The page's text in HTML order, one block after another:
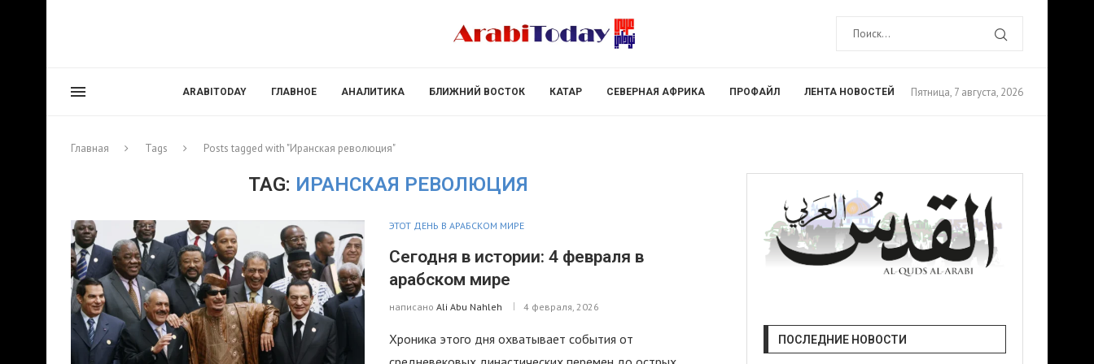
ARABITODAY ГЛАВНОЕ АНАЛИТИКА БЛИЖНИЙ ВОСТОК КАТАР СЕВЕРНАЯ АФРИКА ПРОФАЙЛ ЛЕНТА НОВОСТЕЙ Пятница, 7 августа, 2026
Главная Tags Posts tagged with "Иранская революция"
TAG: ИРАНСКАЯ РЕВОЛЮЦИЯ
ЭТОТ ДЕНЬ В АРАБСКОМ МИРЕ
Сегодня в истории: 4 февраля в
арабском мире
написано Ali Abu Nahleh 4 февраля, 2026
Хроника этого дня охватывает события от
ПОСЛЕДНИЕ НОВОСТИ